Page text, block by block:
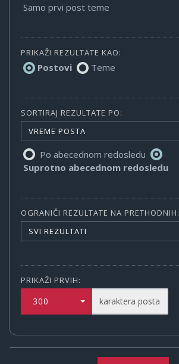
Samo prvi post teme
PRIKAŽI REZULTATE KAO:
Postovi Teme
SORTIRAJ REZULTATE PO:
VREME POSTA
Po abecednom redosledu
Suprotno abecednom redosledu
OGRANIČI REZULTATE NA PRETHODNIH:
SVI REZULTATI
PRIKAŽI PRVIH:
300 karaktera posta